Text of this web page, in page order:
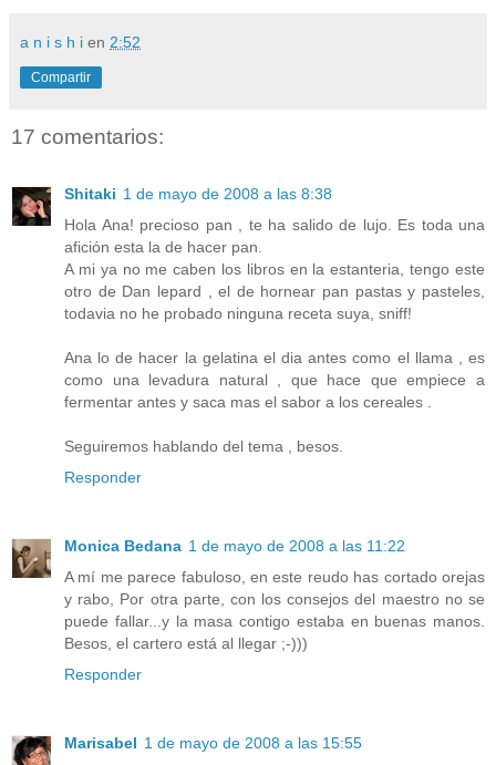
a n i s h i en 2:52
Compartir
17 comentarios:
Shitaki 1 de mayo de 2008 a las 8:38
Hola Ana! precioso pan , te ha salido de lujo. Es toda una
afición esta la de hacer pan.
A mi ya no me caben los libros en la estanteria, tengo este
otro de Dan lepard , el de hornear pan pastas y pasteles,
todavia no he probado ninguna receta suya, sniff!
Ana lo de hacer la gelatina el dia antes como el llama , es
como una levadura natural , que hace que empiece a
fermentar antes y saca mas el sabor a los cereales .
Seguiremos hablando del tema , besos.
Responder
Monica Bedana 1 de mayo de 2008 a las 11:22
A mí me parece fabuloso, en este reudo has cortado orejas
y rabo, Por otra parte, con los consejos del maestro no se
puede fallar...y la masa contigo estaba en buenas manos.
Besos, el cartero está al llegar ;-)))
Responder
Marisabel 1 de mayo de 2008 a las 15:55